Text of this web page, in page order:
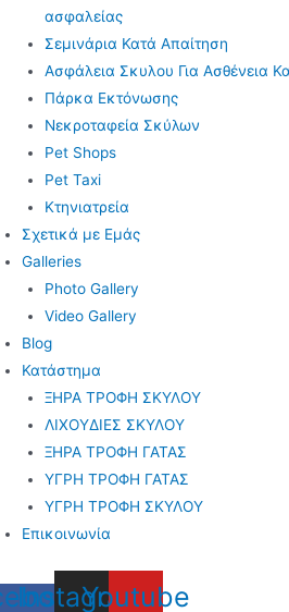
ασφαλείας
Σεμινάρια Κατά Απαίτηση
Ασφάλεια Σκυλου Για Ασθένεια
Πάρκα Εκτόνωσης
Νεκροταφεία Σκύλων
Pet Shops
Pet Taxi
Κτηνιατρεία
Σχετικά με Εμάς
Galleries
Photo Gallery
Video Gallery
Blog
Κατάστημα
ΞΗΡΑ ΤΡΟΦΗ ΣΚΥΛΟΥ
ΛΙΧΟΥΔΙΕΣ ΣΚΥΛΟΥ
ΞΗΡΑ ΤΡΟΦΗ ΓΑΤΑΣ
ΥΓΡΗ ΤΡΟΦΗ ΓΑΤΑΣ
ΥΓΡΗ ΤΡΟΦΗ ΣΚΥΛΟΥ
Επικοινωνία
Instagram
Youtube